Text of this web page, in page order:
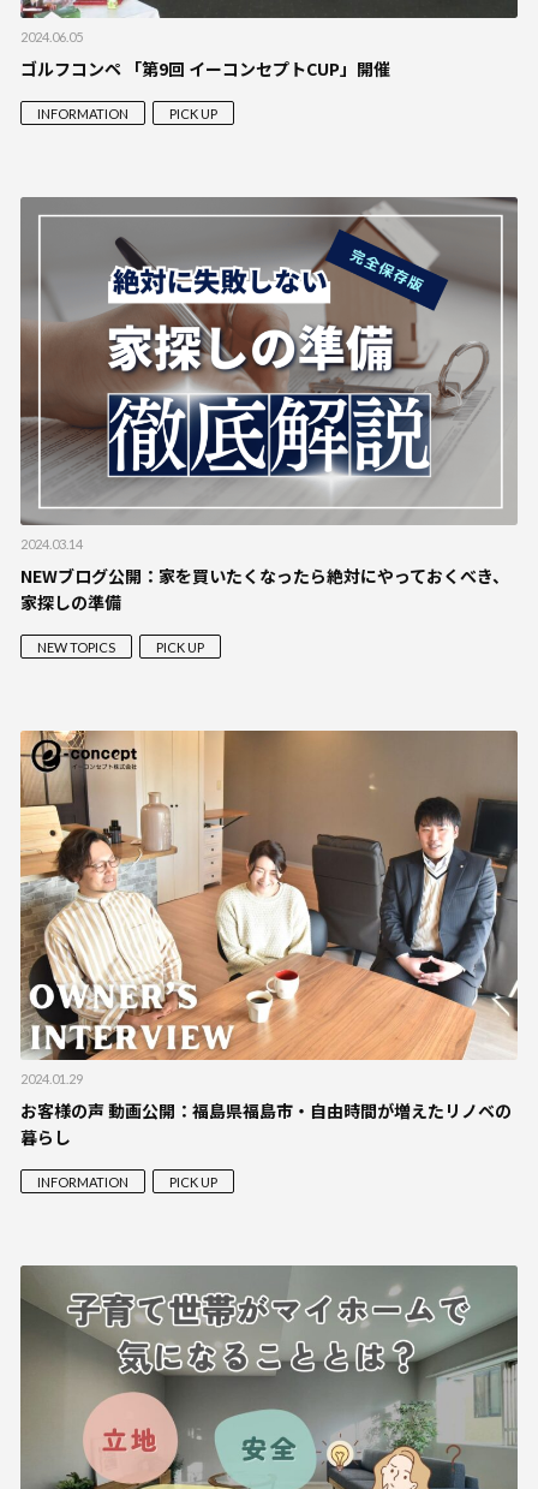
2024.06.05
ゴルフコンペ 「第9回 イーコンセプトCUP」開催
INFORMATION PICK UP
2024.03.14
NEWブログ公開：家を買いたくなったら絶対にやっておくべき、
家探しの準備
NEW TOPICS PICK UP
2024.01.29
お客様の声 動画公開：福島県福島市・自由時間が増えたリノベの
暮らし
INFORMATION PICK UP